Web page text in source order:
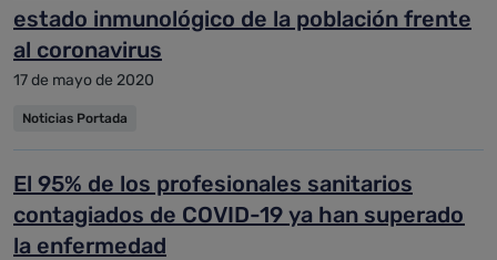
estado inmunológico de la población frente
al coronavirus
17 de mayo de 2020
Noticias Portada
El 95% de los profesionales sanitarios
contagiados de COVID-19 ya han superado
la enfermedad